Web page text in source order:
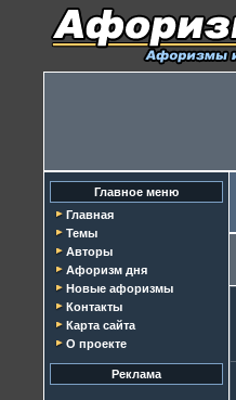
Главное меню
Главная
Темы
Авторы
Афоризм дня
Новые афоризмы
Контакты
Карта сайта
О проекте
Реклама